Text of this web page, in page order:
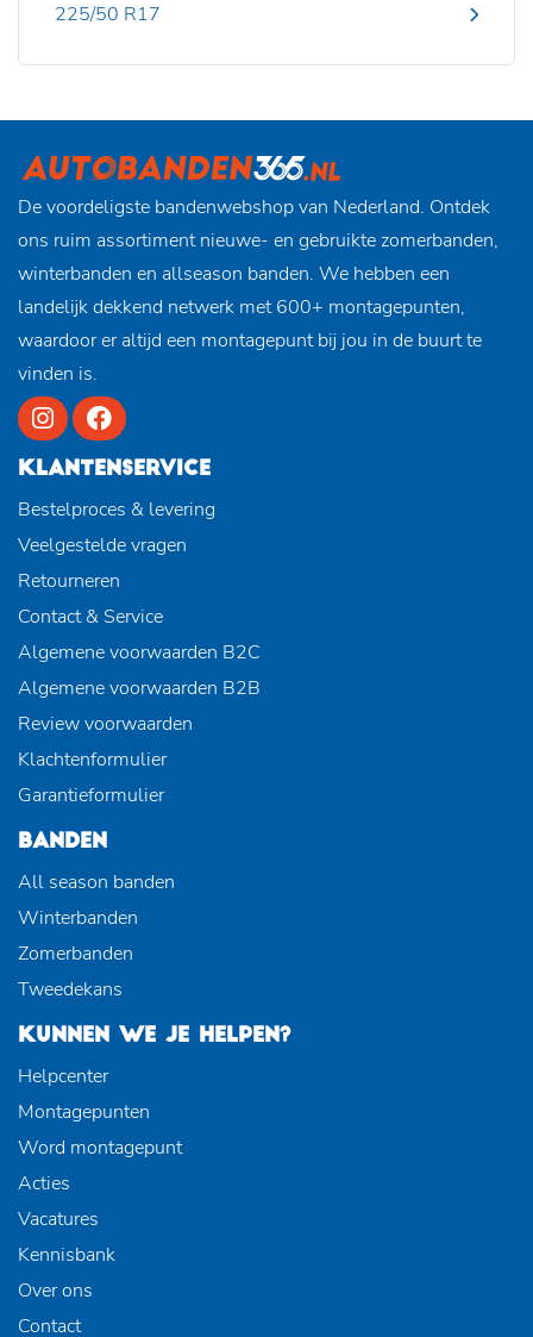
225/50 R17
De voordeligste bandenwebshop van Nederland. Ontdek
ons ruim assortiment nieuwe- en gebruikte zomerbanden,
winterbanden en allseason banden. We hebben een
landelijk dekkend netwerk met 600+ montagepunten,
waardoor er altijd een montagepunt bij jou in de buurt te
vinden is.
KLANTENSERVICE
Bestelproces & levering
Veelgestelde vragen
Retourneren
Contact & Service
Algemene voorwaarden B2C
Algemene voorwaarden B2B
Review voorwaarden
Klachtenformulier
Garantieformulier
BANDEN
All season banden
Winterbanden
Zomerbanden
Tweedekans
KUNNEN WE JE HELPEN?
Helpcenter
Montagepunten
Word montagepunt
Acties
Vacatures
Kennisbank
Over ons
Contact